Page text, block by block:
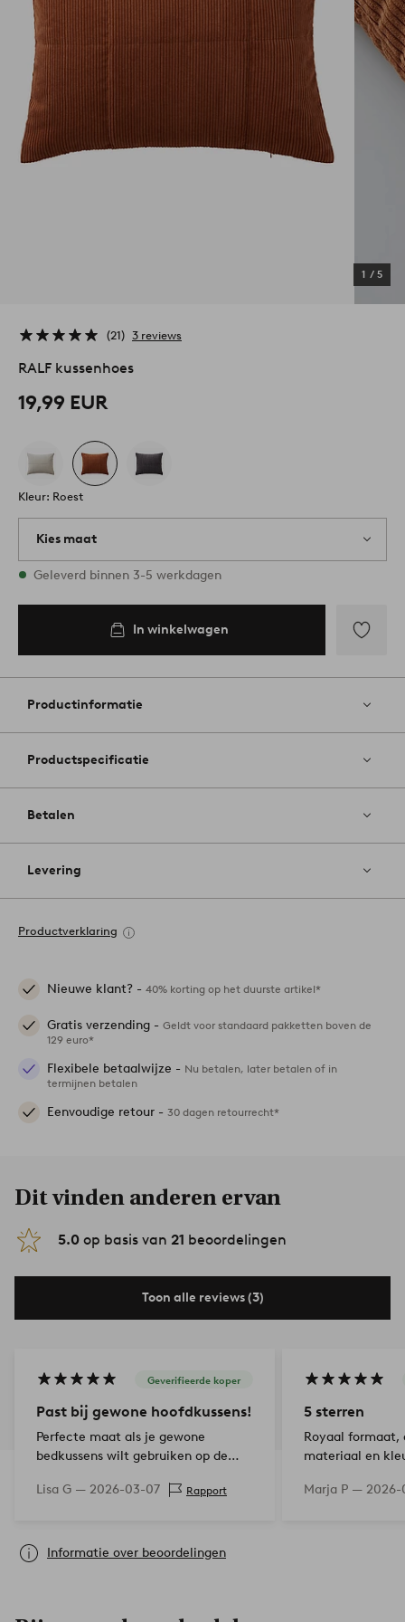
1 / 5
21 3 reviews
RALF kussenhoes
19,99 EUR
Kleur: Roest
Kies maat
Alle maten zijn op voorraad
Geleverd binnen 3-5 werkdagen
In
In winkelwagen
aan
Productinformatie
Productspecificatie
Betalen
Levering
Productverklaring
Nieuwe klant? - 40% korting op het duurste artikel*
Gratis verzending - Geldt voor standaard pakketten boven de
129 euro*
Flexibele betaalwijze - Nu betalen, later betalen of in
termijnen betalen
Eenvoudige retour - 30 dagen retourrecht*
Dit vinden anderen ervan
5.0 op basis van 21 beoordelingen
Toon alle reviews (3)
Geverifieerde koper
Past bij gewone hoofdkussens!
Perfecte maat als je gewone
bedkussens wilt gebruiken op de
vinden in iets anders dan
Lisa G — 2026-03-07 Rapport
5 sterren
Royaal formaat,
materiaal en
Marja P — 2026-
Informatie over beoordelingen